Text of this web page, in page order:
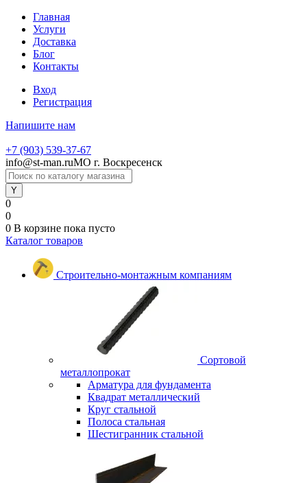
Главная
Услуги
Доставка
Блог
Контакты
Вход
Регистрация
Напишите нам
+7 (903) 539-37-67
info@st-man.ruМО г. Воскресенск
0
0
0 В корзине пока пусто
Каталог товаров
Строительно-монтажным компаниям
Сортовой
металлопрокат
Арматура для фундамента
Квадрат металлический
Круг стальной
Полоса стальная
Шестигранник стальной